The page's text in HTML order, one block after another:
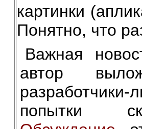
картинки
Понятно, что
Важная
автор
попытки